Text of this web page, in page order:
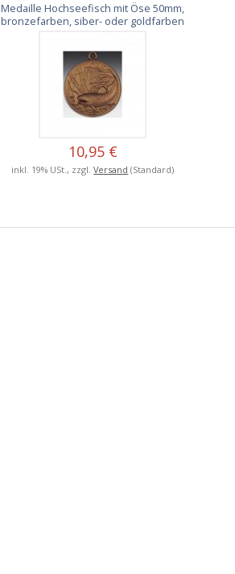
Medaille Hochseefisch mit Öse 50mm,
bronzefarben, siber- oder goldfarben
10,95 €
inkl. 19% USt., zzgl.Versand (Standard)